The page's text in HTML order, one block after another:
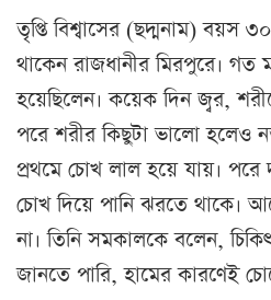
তৃপ্তি বিশ্বাসের (ছদ্মনাম) বয়স
থাকেন রাজধানীর মিরপুরে। গত
হয়েছিলেন। কয়েক দিন জ্বর,
পরে শরীর কিছুটা ভালো হলেও
প্রথমে চোখ লাল হয়ে যায়। পরে
চোখ দিয়ে পানি ঝরতে থাকে।
না। তিনি সমকালকে বলেন,
জানতে পারি, হামের কারণেই